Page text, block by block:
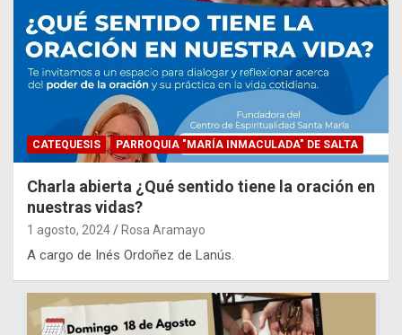
CATEQUESIS PARROQUIA "MARÍA INMACULADA" DE SALTA
Charla abierta ¿Qué sentido tiene la oración en
nuestras vidas?
1 agosto, 2024 Rosa Aramayo
A cargo de Inés Ordoñez de Lanús.